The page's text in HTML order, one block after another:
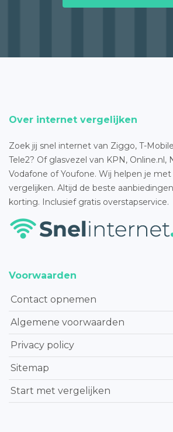
Over internet vergelijken
Zoek jij snel internet van Ziggo, T-
Tele2? Of glasvezel van KPN, Online.nl,
Vodafone of Youfone. Wij helpen je
vergelijken. Altijd de beste
korting. Inclusief gratis overstapservice.
Voorwaarden
Contact opnemen
Algemene voorwaarden
Privacy policy
Sitemap
Start met vergelijken